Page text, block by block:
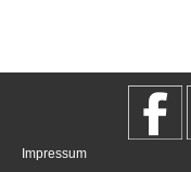
Impressum